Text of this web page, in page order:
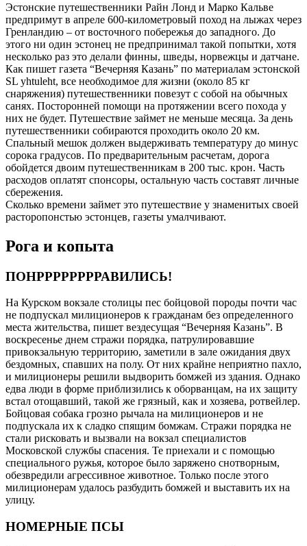
Эстонские путешественники Райн Лонд и Марко Кальве
предпримут в апреле 600-километровый поход на лыжах через
Гренландию – от восточного побережья до западного. До
этого ни один эстонец не предпринимал такой попытки, хотя
несколько раз это делали финны, шведы, норвежцы и датчане.
Как пишет газета “Вечерняя Казань” по материалам эстонской
SL уhtuleht, все необходимое для жизни (около 85 кг
снаряжения) путешественники повезут с собой на обычных
санях. Посторонней помощи на протяжении всего похода у
них не будет. Путешествие займет не меньше месяца. За день
путешественники собираются проходить около 20 км.
Спальный мешок должен выдерживать температуру до минус
сорока градусов. По предварительным расчетам, дорога
обойдется двоим путешественникам в 200 тыс. крон. Часть
расходов оплатят спонсоры, остальную часть составят личные
сбережения.
Сколько времени займет это путешествие у знаменитых своей
расторопонстью эстонцев, газеты умалчивают.
Рога и копыта
ПОНРРРРРРРРАВИЛИСЬ!
На Курском вокзале столицы пес бойцовой породы почти час
не подпускал милиционеров к гражданам без определенного
места жительства, пишет вездесущая “Вечерняя Казань”. В
воскресенье днем стражи порядка, патрулировавшие
привокзальную территорию, заметили в зале ожидания двух
бездомных, спавших на полу. От них крайне неприятно пахло,
и милиционеры решили выдворить бомжей из здания. Однако
едва люди в форме приблизились к оборванцам, на их защиту
встал отощавший, такой же грязный, как и хозяева, ротвейлер.
Бойцовая собака грозно рычала на милиционеров и не
подпускала их к сладко спящим бомжам. Стражи порядка не
стали рисковать и вызвали на вокзал специалистов
Московской службы спасения. Те приехали и с помощью
специального ружья, которое было заряжено снотворным,
обезвредили агрессивное животное. Только после этого
милиционерам удалось разбудить бомжей и выставить их на
улицу.
НОМЕРНЫЕ ПСЫ